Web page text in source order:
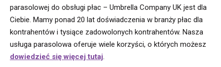
parasolowej do obsługi płac – Umbrella Company UK jest dla
Ciebie. Mamy ponad 20 lat doświadczenia w branży płac dla
kontrahentów i tysiące zadowolonych kontrahentów. Nasza
usługa parasolowa oferuje wiele korzyści, o których możesz
dowiedzieć się więcej tutaj.